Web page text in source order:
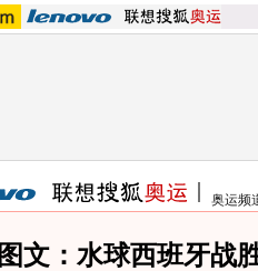
奥运频
图文：水球西班牙战